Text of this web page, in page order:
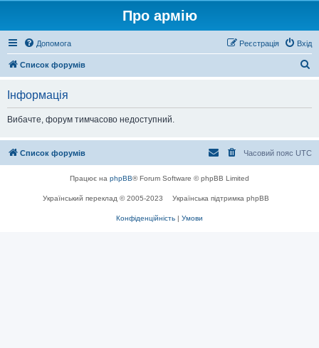
Про армію
Допомога Вхід
Реєстрація
Список форумів
Інформація
Вибачте, форум тимчасово недоступний.
Список форумів Часовий пояс UTC
Працює на phpBB® Forum Software © phpBB Limited
Український переклад © 2005-2023 Українська підтримка phpBB
Конфіденційність | Умови